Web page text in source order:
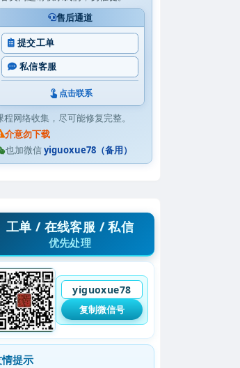
售后通道
提交工单
私信客服
点击联系
程网络收集，尽可能修复完整。
介意勿下载
也加微信yiguoxue78（备用）
工单 / 在线客服 / 私信
优先处理
yiguoxue78
复制微信号
提示